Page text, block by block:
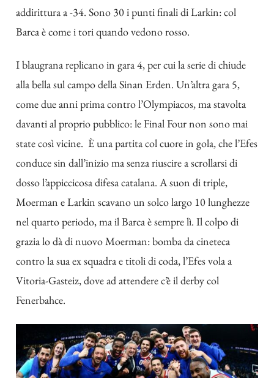
addirittura a -34. Sono 30 i punti finali di Larkin: col
Barca è come i tori quando vedono rosso.
I blaugrana replicano in gara 4, per cui la serie di chiude
alla bella sul campo della Sinan Erden. Un’altra gara 5,
come due anni prima contro l’Olympiacos, ma stavolta
davanti al proprio pubblico: le Final Four non sono mai
state così vicine. È una partita col cuore in gola, che l’Efes
conduce sin dall’inizio ma senza riuscire a scrollarsi di
dosso l’appiccicosa difesa catalana. A suon di triple,
Moerman e Larkin scavano un solco largo 10 lunghezze
nel quarto periodo, ma il Barca è sempre lì. Il colpo di
grazia lo dà di nuovo Moerman: bomba da cineteca
contro la sua ex squadra e titoli di coda, l’Efes vola a
Vitoria-Gasteiz, dove ad attendere c’è il derby col
Fenerbahce.